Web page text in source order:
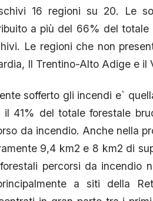
16 regioni su 20. Le
a più del 66% del
Le regioni che non
Il Trentino-Alto Adige e il
sofferto gli incendi e`
41% del totale forestale
da incendio. Anche nella
9,4 km2 e 8 km2 di
percorsi da incendio
a siti della